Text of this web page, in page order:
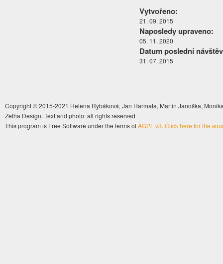
Vytvořeno:
21. 09. 2015
Naposledy upraveno:
05. 11. 2020
Datum poslední
31. 07. 2015
Copyright © 2015-2021 Helena Rybáková, Jan Harmata, Martin Janoška,
Zetha Design. Text and photo: all rights reserved.
This program is Free Software under the terms ofAGPL v3. Click here for the